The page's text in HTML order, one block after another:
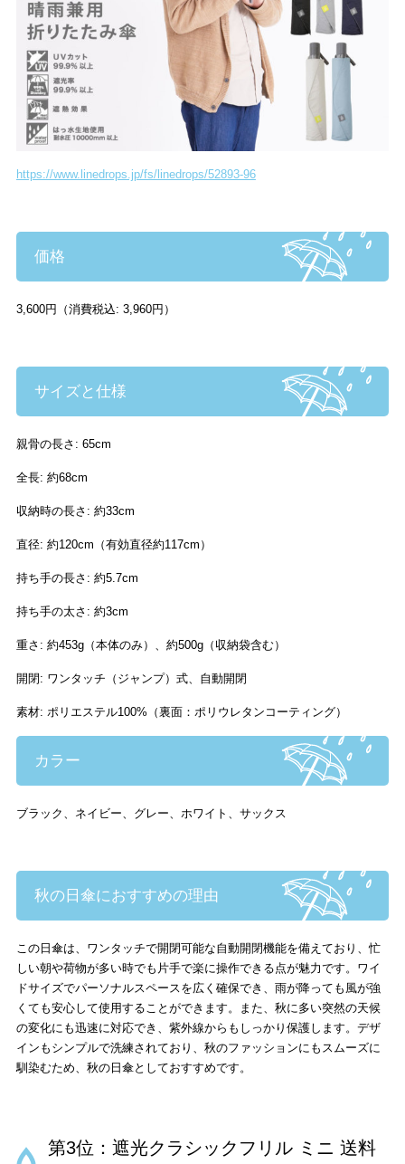
https://www.linedrops.jp/fs/linedrops/52893-96
価格
3,600円（消費税込: 3,960円）
サイズと仕様
親骨の長さ: 65cm
全長: 約68cm
収納時の長さ: 約33cm
直径: 約120cm（有効直径約117cm）
持ち手の長さ: 約5.7cm
持ち手の太さ: 約3cm
重さ: 約453g（本体のみ）、約500g（収納袋含む）
開閉: ワンタッチ（ジャンプ）式、自動開閉
素材: ポリエステル100%（裏面：ポリウレタンコーティング）
カラー
ブラック、ネイビー、グレー、ホワイト、サックス
秋の日傘におすすめの理由
この日傘は、ワンタッチで開閉可能な自動開閉機能を備えており、忙
しい朝や荷物が多い時でも片手で楽に操作できる点が魅力です。ワイ
ドサイズでパーソナルスペースを広く確保でき、雨が降っても風が強
くても安心して使用することができます。また、秋に多い突然の天候
の変化にも迅速に対応でき、紫外線からもしっかり保護します。デザ
インもシンプルで洗練されており、秋のファッションにもスムーズに
馴染むため、秋の日傘としておすすめです。
第3位：遮光クラシックフリル ミニ 送料